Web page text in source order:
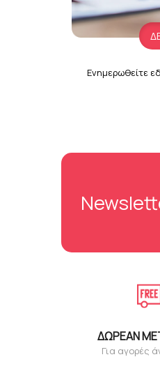
Ενημερωθείτε
ΔΩΡΕΆΝ
Για αγορές